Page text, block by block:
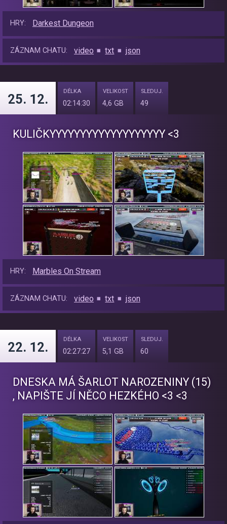
HRY: Darkest Dungeon
ZÁZNAM CHATU: video txt json
25. 12.
DÉLKA
02:14:30
VELIKOST
4,6 GB
SLEDUJ.
49
KULIČKYYYYYYYYYYY​YYYYYYYY <3
HRY: Marbles On Stream
ZÁZNAM CHATU: video txt json
22. 12.
DÉLKA
02:27:27
VELIKOST
5,1 GB
SLEDUJ.
60
DNESKA MÁ ŠARLOT NAROZENINY (15)
, NAPIŠTE JÍ NĚCO HEZKÉHO <3 <3